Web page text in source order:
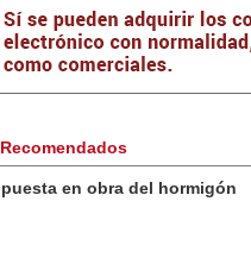
Recomendados
Botánica Agroalimentaria